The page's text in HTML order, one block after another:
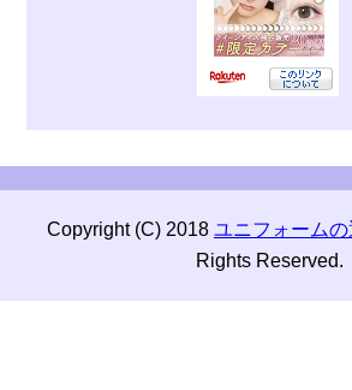
Copyright (C) 2018 ユニフォーム
Rights Reserved.